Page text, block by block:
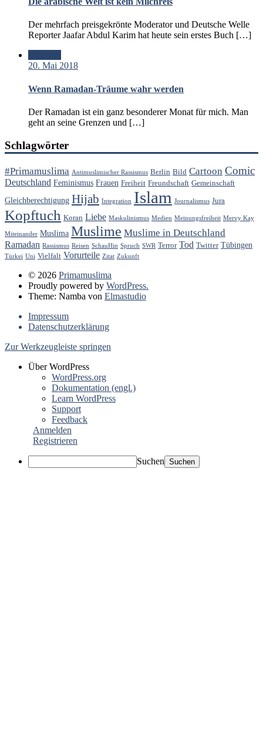
Der mehrfach preisgekrönte Moderator und Deutsche Welle
Reporter Jaafar Abdul Karim hat heute sein erstes Buch […]
20. Mai 2018
Wenn Ramadan-Träume wahr werden
Der Ramadan ist ein ganz besonderer Monat für mich. Man
geht an seine Grenzen und […]
Schlagwörter
#Primamuslima Antimuslimischer Rassismus Berlin Bild Cartoon Comic
Deutschland Feminismus Frauen Freiheit Freundschaft Gemeinschaft
Gleichberechtigung Hijab Integration Islam Journalismus Jura
Kopftuch Koran Liebe Maskulinismus Medien Meinungsfreiheit Mervy Kay
Miteinander Muslima Muslime Muslime in Deutschland
Ramadan Rassismus Reisen SchauHin Spruch SWR Terror Tod Twitter Tübingen
Türkei Uni Vielfalt Vorurteile Zitat Zukunft
© 2026 Primamuslima
Proudly powered by WordPress.
Theme: Namba von Elmastudio
Impressum
Datenschutzerklärung
Zur Werkzeugleiste springen
Über WordPress
WordPress.org
Dokumentation (engl.)
Learn WordPress
Support
Feedback
Anmelden
Registrieren
Suchen